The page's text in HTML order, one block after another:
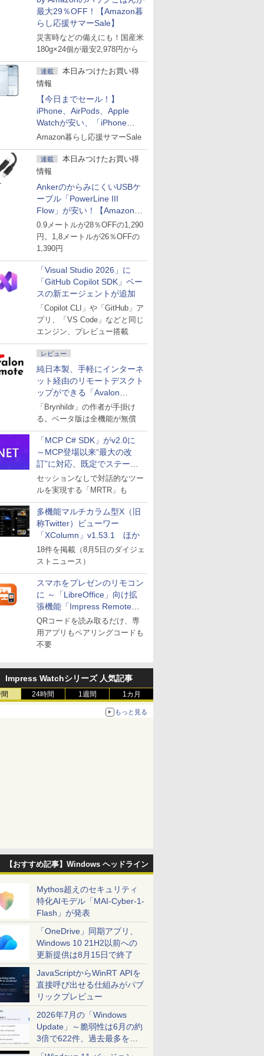
最大29％OFF！【Amazon暮
らし応援サマーSale】
災害時などの備えにも！国産米
180g×24個が最安2,978円から
連載
本日みつけたお買い得
情報
【今日までセール！】
iPhone、AirPods、Apple
Watchが安い、「iPhone
Air」256GB版が139,800円な
Amazon暮らし応援サマーSale
連載
本日みつけたお買い得
情報
AnkerのからみにくいUSBケ
ーブル「PowerLine III
Flow」が安い！【Amazon暮
らし応援サマーSale】
0.9メートルが28％OFFの1,290
円。1,8メートルが26％OFFの
1,390円
「Visual Studio 2026」に
「GitHub Copilot SDK」ベー
スの新エージェントが追加
「Copilot CLI」や「GitHub」ア
プリ、「VS Code」などと同じ
エンジン、プレビュー搭載
レビュー
純日本製、手軽にインターネ
ット経由のリモートデスクト
ップができる「Avalon
remote」
「Brynhildr」の作者が手掛け
る。ベータ版は全機能が無償
「MCP C# SDK」がv2.0に
～MCP登場以来“最大の改
訂”に対応、既定でステート
レスへ
セッションなしで対話的なツー
ルを実現する「MRTR」も
多機能マルチカラム型X（旧
称Twitter）ビューワー
「XColumn」v1.53.1 ほか
18件を掲載（8月5日のダイジェ
ストニュース）
スマホをプレゼンのリモコン
に ～「LibreOffice」向け拡
張機能「Impress Remote」
が公開
QRコードを読み取るだけ、専
用アプリもペアリングコードも
不要
Impress Watchシリーズ 人気記事
24時間 1週間 1カ月
もっと見る
【おすすめ記事】Windows ヘッドライン
Mythos超えのセキュリティ
特化AIモデル「MAI-Cyber-1-
Flash」が発表
「OneDrive」同期アプリ、
Windows 10 21H2以前への
更新提供は8月15日で終了
JavaScriptからWinRT APIを
直接呼び出せる仕組みがパブ
リックプレビュー
2026年7月の「Windows
Update」～脆弱性は6月の約
3倍で622件、過去最多を大
幅に更新